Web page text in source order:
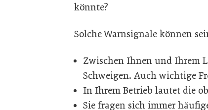
könnte?
Solche Warnsignale können
Zwischen Ihnen und Ihrem
Schweigen. Auch wichtige
In Ihrem Betrieb lautet die
Sie fragen sich immer